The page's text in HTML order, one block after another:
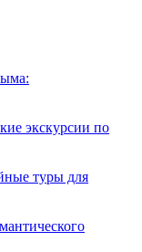
экскурсии по
туры для